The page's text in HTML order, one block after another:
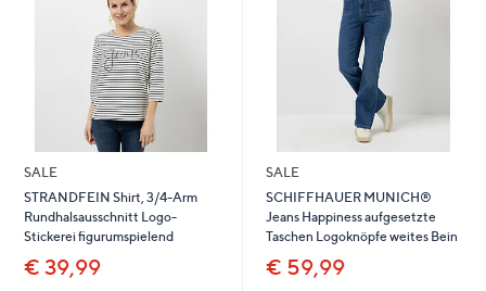
SALE
STRANDFEIN Shirt, 3/4-Arm
Rundhalsausschnitt Logo-
Stickerei figurumspielend
€ 39,99
SALE
SCHIFFHAUER MUNICH®
Jeans Happiness aufgesetzte
Taschen Logoknöpfe weites Bein
€ 59,99